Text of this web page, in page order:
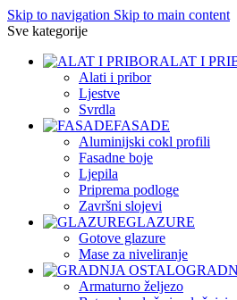
Skip to navigation Skip to main content
Sve kategorije
ALAT I
Alati i pribor
Ljestve
Svrdla
FASADE
Aluminijski cokl profili
Fasadne boje
Ljepila
Priprema podloge
Završni slojevi
GLAZURE
Gotove glazure
Mase za niveliranje
Armaturno željezo